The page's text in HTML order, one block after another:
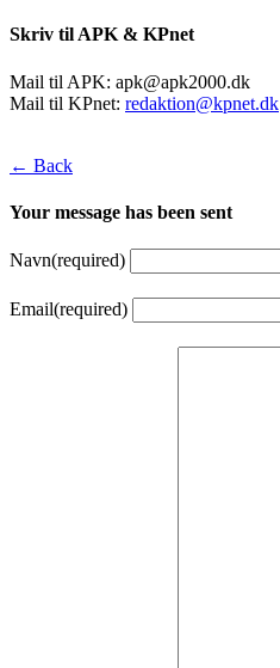
Skriv til APK & KPnet
Mail til APK: apk@apk2000.dk
Mail til KPnet: redaktion@kpnet.dk
← Back
Your message has been sent
Navn(required)
Email(required)